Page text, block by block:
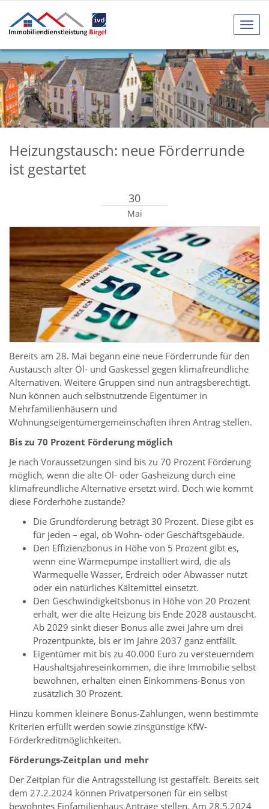
Heizungstausch: neue Förderrunde
ist gestartet
30
Mai
Bereits am 28. Mai begann eine neue Förderrunde für den
Austausch alter Öl- und Gaskessel gegen klimafreundliche
Alternativen. Weitere Gruppen sind nun antragsberechtigt.
Nun können auch selbstnutzende Eigentümer in
Mehrfamilienhäusern und
Wohnungseigentümergemeinschaften ihren Antrag stellen.
Bis zu 70 Prozent Förderung möglich
Je nach Voraussetzungen sind bis zu 70 Prozent Förderung
möglich, wenn die alte Öl- oder Gasheizung durch eine
klimafreundliche Alternative ersetzt wird. Doch wie kommt
diese Förderhöhe zustande?
Die Grundförderung beträgt 30 Prozent. Diese gibt es
für jeden – egal, ob Wohn- oder Geschäftsgebäude.
Den Effizienzbonus in Höhe von 5 Prozent gibt es,
wenn eine Wärmepumpe installiert wird, die als
Wärmequelle Wasser, Erdreich oder Abwasser nutzt
oder ein natürliches Kältemittel einsetzt.
Den Geschwindigkeitsbonus in Höhe von 20 Prozent
erhält, wer die alte Heizung bis Ende 2028 austauscht.
Ab 2029 sinkt dieser Bonus alle zwei Jahre um drei
Prozentpunkte, bis er im Jahre 2037 ganz entfällt.
Eigentümer mit bis zu 40.000 Euro zu versteuerndem
Haushaltsjahreseinkommen, die ihre Immobilie selbst
bewohnen, erhalten einen Einkommens-Bonus von
zusätzlich 30 Prozent.
Hinzu kommen kleinere Bonus-Zahlungen, wenn bestimmte
Kriterien erfüllt werden sowie zinsgünstige KfW-
Förderkreditmöglichkeiten.
Förderungs-Zeitplan und mehr
Der Zeitplan für die Antragsstellung ist gestaffelt. Bereits seit
dem 27.2.2024 können Privatpersonen für ein selbst
bewohntes Einfamilienhaus Anträge stellen. Am 28.5.2024